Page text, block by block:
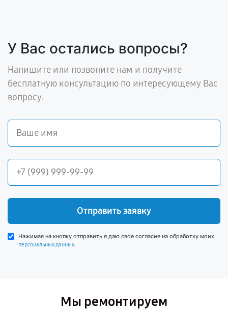
У Вас остались вопросы?
Напишите или позвоните нам и получите
бесплатную консультацию по интересующему Вас
вопросу.
Отправить заявку
Нажимая на кнопку отправить я даю свое согласие на обработку моих
персональных данных.
Мы ремонтируем